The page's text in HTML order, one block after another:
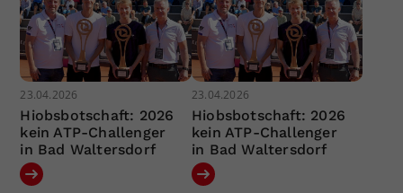
23.04.2026
Hiobsbotschaft: 2026
kein ATP-Challenger
in Bad Waltersdorf
23.04.2026
Hiobsbotschaft: 2026
kein ATP-Challenger
in Bad Waltersdorf